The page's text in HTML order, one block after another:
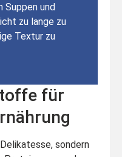
Suppen und
zu lange zu
Textur zu
für
sondern